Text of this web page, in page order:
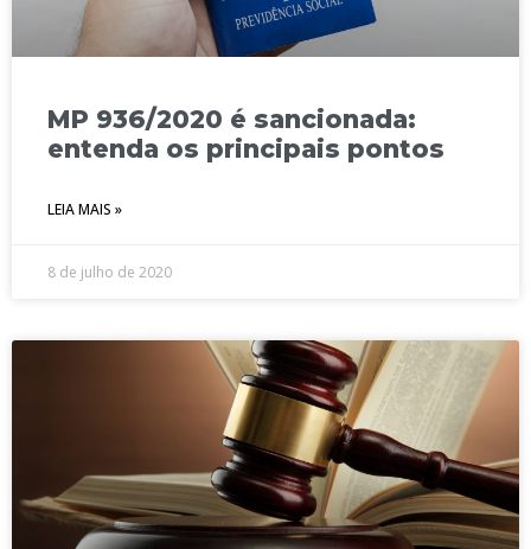
MP 936/2020 é sancionada:
entenda os principais pontos
LEIA MAIS »
8 de julho de 2020